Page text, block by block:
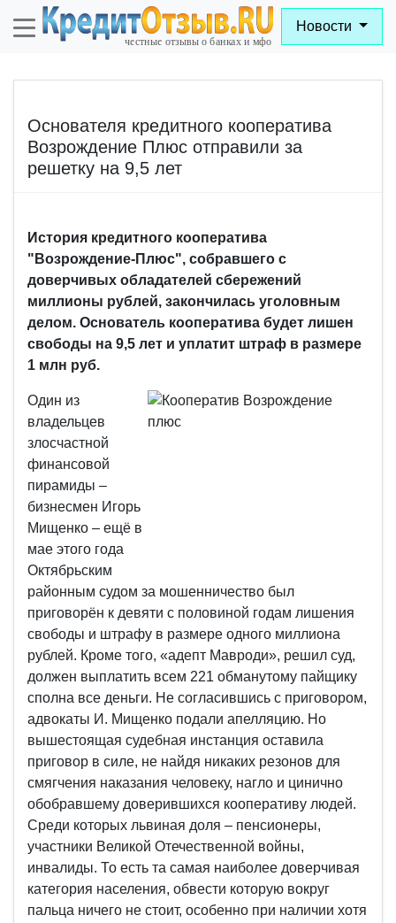
Новости
Основателя кредитного кооператива
Возрождение Плюс отправили за
решетку на 9,5 лет
История кредитного кооператива
"Возрождение-Плюс", собравшего с
доверчивых обладателей сбережений
миллионы рублей, закончилась уголовным
делом. Основатель кооператива будет лишен
свободы на 9,5 лет и уплатит штраф в размере
1 млн руб.
Один из
владельцев
злосчастной
финансовой
пирамиды –
бизнесмен Игорь
Мищенко – ещё в
мае этого года
Октябрьским
районным судом за мошенничество был
приговорён к девяти с половиной годам лишения
свободы и штрафу в размере одного миллиона
рублей. Кроме того, «адепт Мавроди», решил суд,
должен выплатить всем 221 обманутому пайщику
сполна все деньги. Не согласившись с приговором,
адвокаты И. Мищенко подали апелляцию. Но
вышестоящая судебная инстанция оставила
приговор в силе, не найдя никаких резонов для
смягчения наказания человеку, нагло и цинично
обобравшему доверившихся кооперативу людей.
Среди которых львиная доля – пенсионеры,
участники Великой Отечественной войны,
инвалиды. То есть та самая наиболее доверчивая
категория населения, обвести которую вокруг
пальца ничего не стоит, особенно при наличии хотя